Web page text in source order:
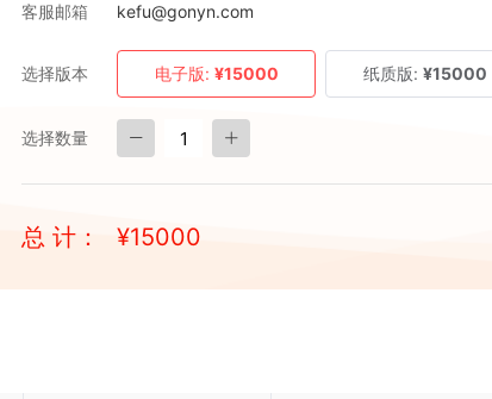
客服邮箱 kefu@gonyn.com
选择版本 电子版: ¥15000 纸质版: ¥15000
选择数量
总 计： ¥15000